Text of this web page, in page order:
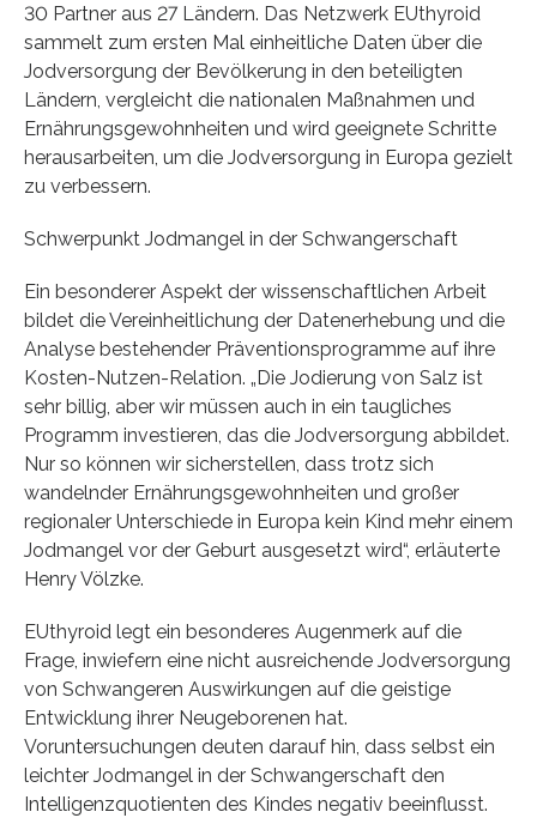
30 Partner aus 27 Ländern. Das Netzwerk EUthyroid
sammelt zum ersten Mal einheitliche Daten über die
Jodversorgung der Bevölkerung in den beteiligten
Ländern, vergleicht die nationalen Maßnahmen und
Ernährungsgewohnheiten und wird geeignete Schritte
herausarbeiten, um die Jodversorgung in Europa gezielt
zu verbessern.
Schwerpunkt Jodmangel in der Schwangerschaft
Ein besonderer Aspekt der wissenschaftlichen Arbeit
bildet die Vereinheitlichung der Datenerhebung und die
Analyse bestehender Präventionsprogramme auf ihre
Kosten-Nutzen-Relation. „Die Jodierung von Salz ist
sehr billig, aber wir müssen auch in ein taugliches
Programm investieren, das die Jodversorgung abbildet.
Nur so können wir sicherstellen, dass trotz sich
wandelnder Ernährungsgewohnheiten und großer
regionaler Unterschiede in Europa kein Kind mehr einem
Jodmangel vor der Geburt ausgesetzt wird“, erläuterte
Henry Völzke.
EUthyroid legt ein besonderes Augenmerk auf die
Frage, inwiefern eine nicht ausreichende Jodversorgung
von Schwangeren Auswirkungen auf die geistige
Entwicklung ihrer Neugeborenen hat.
Voruntersuchungen deuten darauf hin, dass selbst ein
leichter Jodmangel in der Schwangerschaft den
Intelligenzquotienten des Kindes negativ beeinflusst.